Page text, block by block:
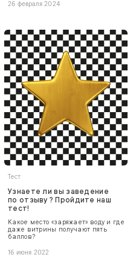
26 февраля 2024
Тест
Узнаете ли вы заведение
по отзыву? Пройдите наш
тест!
Какое место «заряжает» воду и где
даже витрины получают пять
баллов?
16 июня 2022